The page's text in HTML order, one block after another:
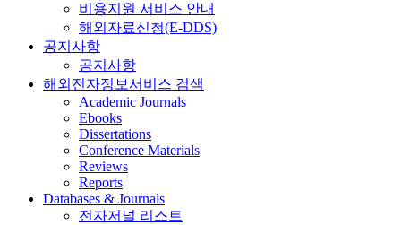
비용지원 서비스 안내
해외자료신청(E-DDS)
공지사항
공지사항
해외전자정보서비스 검색
Academic Journals
Ebooks
Dissertations
Conference Materials
Reviews
Reports
Databases & Journals
전자저널 리스트